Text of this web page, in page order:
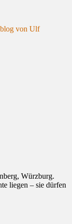
von Ulf
Würzburg.
liegen – sie dürfen